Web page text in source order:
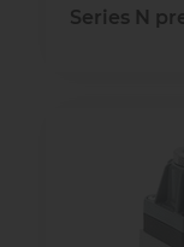
Series N